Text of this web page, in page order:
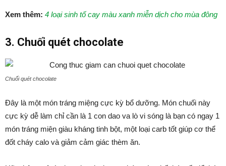
Xem thêm: 4 loại sinh tố cay màu xanh miễn dịch cho mùa đông
3. Chuối quét chocolate
Chuối quét chocolate
Đây là một món tráng miệng cực kỳ bổ dưỡng. Món chuối này
cực kỳ dễ làm chỉ cần là 1 con dao va lò vi sóng là bạn có ngay 1
món tráng miện giàu kháng tinh bột, một loại carb tốt giúp cơ thể
đốt cháy calo và giảm cảm giác thèm ăn.